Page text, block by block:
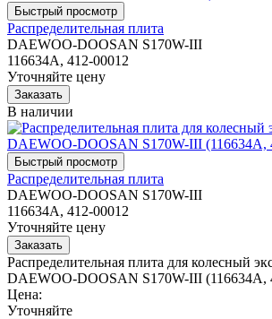
Распределительная плита
DAEWOO-DOOSAN S170W-III
116634A, 412-00012
Уточняйте цену
В наличии
Распределительная плита
DAEWOO-DOOSAN S170W-III
116634A, 412-00012
Уточняйте цену
Распределительная плита для колесный
DAEWOO-DOOSAN S170W-III (116634A,
Цена:
Уточняйте